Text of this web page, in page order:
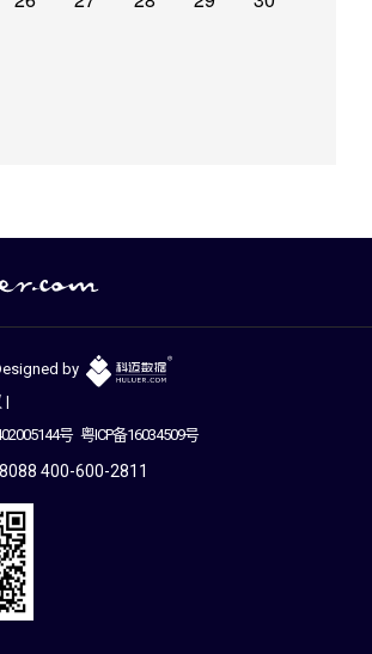
by
|
号 粤ICP备16034509号
400-600-2811